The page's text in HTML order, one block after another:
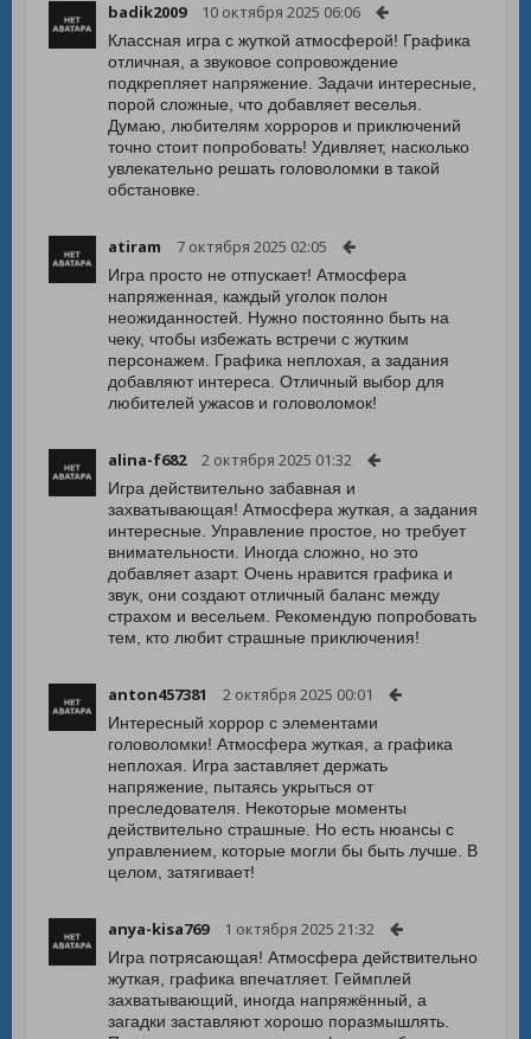
badik2009 10 октября 2025 06:06
Классная игра с жуткой атмосферой! Графика
отличная, а звуковое сопровождение
подкрепляет напряжение. Задачи интересные,
порой сложные, что добавляет веселья.
Думаю, любителям хорроров и приключений
точно стоит попробовать! Удивляет, насколько
увлекательно решать головоломки в такой
обстановке.
atiram 7 октября 2025 02:05
Игра просто не отпускает! Атмосфера
напряженная, каждый уголок полон
неожиданностей. Нужно постоянно быть на
чеку, чтобы избежать встречи с жутким
персонажем. Графика неплохая, а задания
добавляют интереса. Отличный выбор для
любителей ужасов и головоломок!
alina-f682 2 октября 2025 01:32
Игра действительно забавная и
захватывающая! Атмосфера жуткая, а задания
интересные. Управление простое, но требует
внимательности. Иногда сложно, но это
добавляет азарт. Очень нравится графика и
звук, они создают отличный баланс между
страхом и весельем. Рекомендую попробовать
тем, кто любит страшные приключения!
anton457381 2 октября 2025 00:01
Интересный хоррор с элементами
головоломки! Атмосфера жуткая, а графика
неплохая. Игра заставляет держать
напряжение, пытаясь укрыться от
преследователя. Некоторые моменты
действительно страшные. Но есть нюансы с
управлением, которые могли бы быть лучше. В
целом, затягивает!
anya-kisa769 1 октября 2025 21:32
Игра потрясающая! Атмосфера действительно
жуткая, графика впечатляет. Геймплей
захватывающий, иногда напряжённый, а
загадки заставляют хорошо поразмышлять.